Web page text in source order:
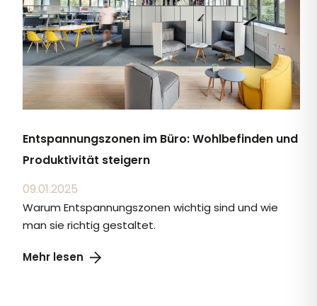
Entspannungszonen im Büro: Wohlbefinden und
Produktivität steigern
09.01.2025
Warum Entspannungszonen wichtig sind und wie
man sie richtig gestaltet.